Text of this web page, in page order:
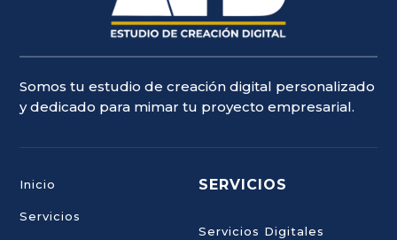
Somos tu estudio de creación digital personalizado
y dedicado para mimar tu proyecto empresarial.
Inicio
Servicios
SERVICIOS
Servicios Digitales